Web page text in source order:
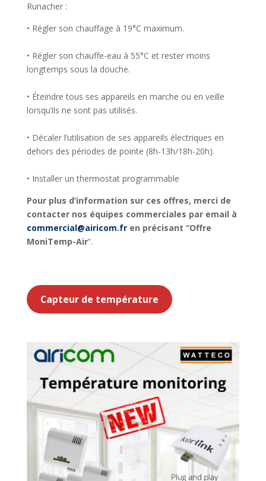
Runacher :
• Régler son chauffage à 19°C maximum.
• Régler son chauffe-eau à 55°C et rester moins
longtemps sous la douche.
• Éteindre tous ses appareils en marche ou en veille
lorsqu’ils ne sont pas utilisés.
• Décaler l’utilisation de ses appareils électriques en
dehors des périodes de pointe (8h-13h/18h-20h).
• Installer un thermostat programmable
Pour plus d’information sur ces offres, merci de
contacter nos équipes commerciales par email à
commercial@airicom.fren précisant “Offre
MoniTemp-Air“.
Capteur de température